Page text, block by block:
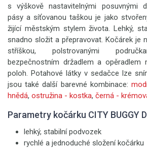
s výškově nastavitelnými posuvnými
pásy a síťovanou taškou je jako
žijící městským stylem života. Lehký,
snadno složit a přepravovat. Kočárek je
stříškou, polstrovanými
bezpečnostním držadlem a opěradlem
poloh. Potahové látky v sedačce lze
jsou také další barevné kombinace:
hnědá, ostružina - kostka, černá -
Parametry kočárku CITY BUGGY
lehký, stabilní podvozek
rychlé a jednoduché složení kočárku